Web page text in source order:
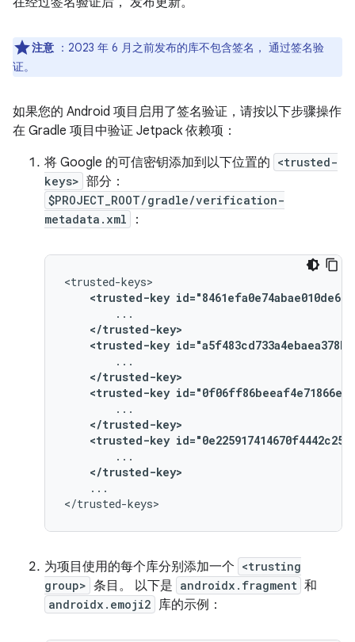
注意 ：2023 年 6 月之前发布的库不包含签名， 通过签名验
证。
如果您的 Android 项目启用了签名验证，请按以下步骤操作
在 Gradle 项目中验证 Jetpack 依赖项：
将 Google 的可信密钥添加到以下位置的 <trusted-
keys> 部分：
$PROJECT_ROOT/gradle/verification-
metadata.xml
：
<trusted-key
</trusted-key>
<trusted-key
</trusted-key>
<trusted-key
</trusted-key>
<trusted-key
</trusted-key>
...
为项目使用的每个库分别添加一个 <trusting
group> 条目。 以下是 androidx.fragment 和
androidx.emoji2 库的示例：